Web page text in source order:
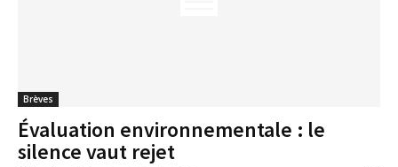
Brèves
Évaluation environnementale : le
silence vaut rejet